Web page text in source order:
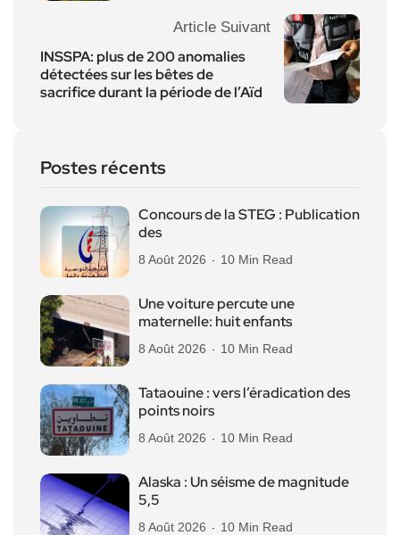
Article Suivant
INSSPA: plus de 200 anomalies
détectées sur les bêtes de
sacrifice durant la période de l’Aïd
Postes récents
Concours de la STEG : Publication
des
8 Août 2026 10 Min Read
Une voiture percute une
maternelle: huit enfants
8 Août 2026 10 Min Read
Tataouine : vers l’éradication des
points noirs
8 Août 2026 10 Min Read
Alaska : Un séisme de magnitude
5,5
8 Août 2026 10 Min Read